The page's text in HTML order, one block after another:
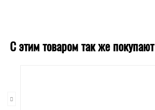
С этим товаром так же покупают